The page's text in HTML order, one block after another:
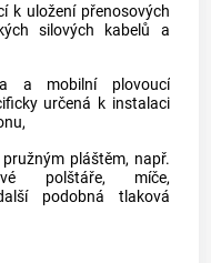
k uložení přenosových
silových kabelů a
a mobilní plovoucí
určená k instalaci
pláštěm, např.
polštáře, míče,
podobná tlaková